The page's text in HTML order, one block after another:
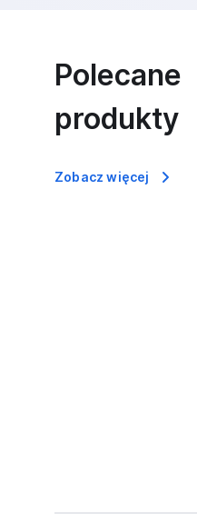
Polecane
produkty
Zobacz więcej